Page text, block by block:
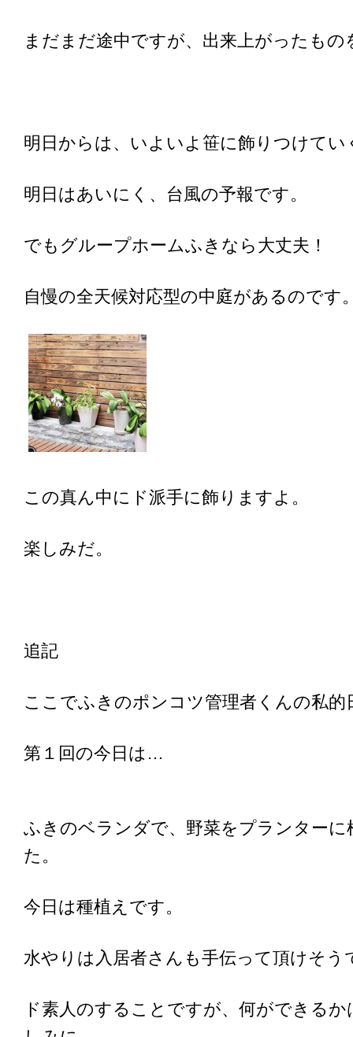
まだまだ途中ですが、出来上がったもの
明日からは、いよいよ笹に飾りつけてい
明日はあいにく、台風の予報です。
でもグループホームふきなら大丈夫！
自慢の全天候対応型の中庭があるのです
この真ん中にド派手に飾りますよ。
楽しみだ。
追記
ここでふきのポンコツ管理者くんの私的
第１回の今日は…
ふきのベランダで、野菜をプランターに
た。
今日は種植えです。
水やりは入居者さんも手伝って頂けそう
ド素人のすることですが、何ができる